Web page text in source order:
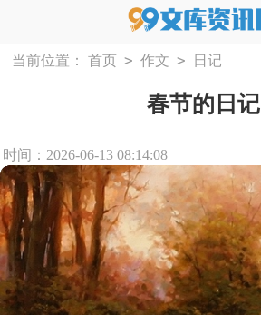
当前位置： 首页 > 作文 > 日记
春节的日记
时间：2026-06-13 08:14:08